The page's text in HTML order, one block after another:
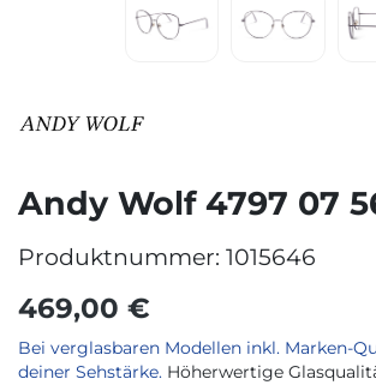
Andy Wolf 4797 07
Produktnummer: 1015646
469,00 €
Bei verglasbaren Modellen inkl. Marken-
deiner Sehstärke. Höherwertige